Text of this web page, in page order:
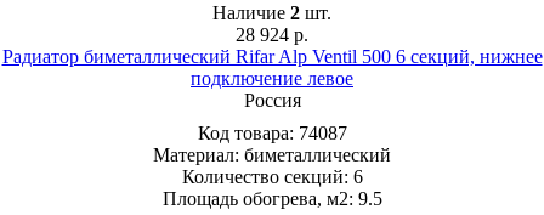
Наличие 2 шт.
28 924 р.
Радиатор биметаллический Rifar Alp Ventil 500 6 секций, нижнее
подключение левое
Россия
Код товара: 74087
Материал: биметаллический
Количество секций: 6
Площадь обогрева, м2: 9.5